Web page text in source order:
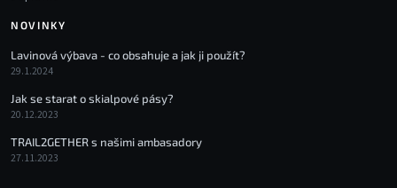
NOVINKY
Lavinová výbava - co obsahuje a jak ji použít?
29.1.2024
Jak se starat o skialpové pásy?
20.12.2023
TRAIL2GETHER s našimi ambasadory
27.11.2023